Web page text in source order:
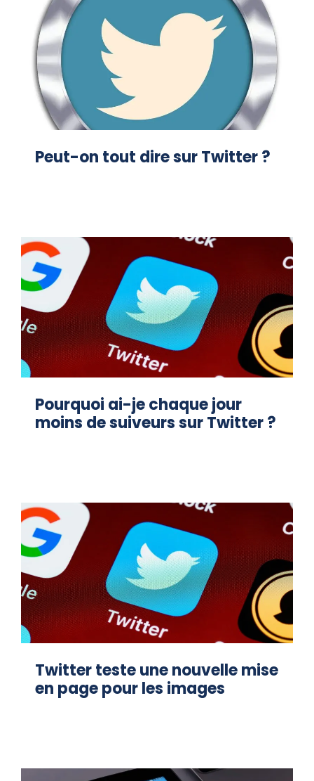
Peut-on tout dire sur Twitter ?
Pourquoi ai-je chaque jour
moins de suiveurs sur Twitter ?
Twitter teste une nouvelle mise
en page pour les images